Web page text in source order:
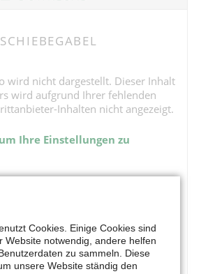
wird nicht dargestellt. Dieser Inhalt
wird aufgrund Ihrer fehlenden
Inhalten nicht angezeigt.
Ihre Einstellungen zu
Cookies. Einige Cookies sind
Website notwendig, andere helfen
zu sammeln. Diese
unsere Website ständig den